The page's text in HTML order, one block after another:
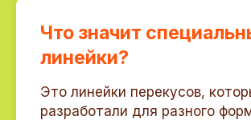
Что значит
линейки?
Это линейки перекусов,
разработали для разного